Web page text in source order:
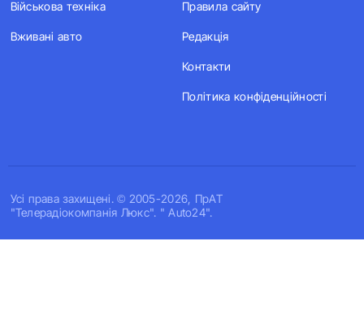
Усi права захищенi. © 2005-2026, ПрАТ
"Телерадіокомпанія Люкс". " Auto24".
Військова техніка
Вживані авто
Правила сайту
Редакція
Контакти
Політика конфіденційності